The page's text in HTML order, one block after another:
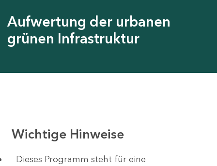
Aufwertung der urbanen
grünen Infrastruktur
Wichtige Hinweise
Dieses Programm steht für eine